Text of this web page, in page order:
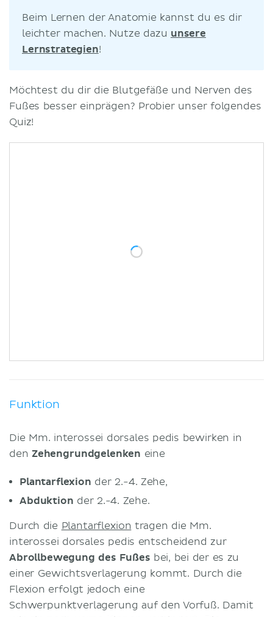
Beim Lernen der Anatomie kannst du es dir
leichter machen. Nutze dazu unsere
Lernstrategien!
Möchtest du dir die Blutgefäße und Nerven des
Fußes besser einprägen? Probier unser folgendes
Quiz!
Funktion
Die Mm. interossei dorsales pedis bewirken in
den Zehengrundgelenken eine
Plantarflexion der 2.-4. Zehe,
Abduktion der 2.-4. Zehe.
Durch die Plantarflexion tragen die Mm.
interossei dorsales pedis entscheidend zur
Abrollbewegung des Fußes bei, bei der es zu
einer Gewichtsverlagerung kommt. Durch die
Flexion erfolgt jedoch eine
Schwerpunktverlagerung auf den Vorfuß. Damit